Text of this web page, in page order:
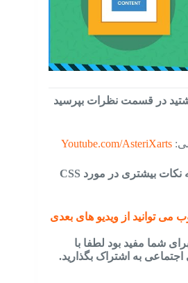
در قسمت نظرات بپرسید
Youtube.com/AsteriXarts
در ویدیو های بعدی هم به نکات بیشتری در مورد CSS
می توانید از ویدیو های بعدی
شما مفید بود لطفا با
به اشتراک بگذارید.